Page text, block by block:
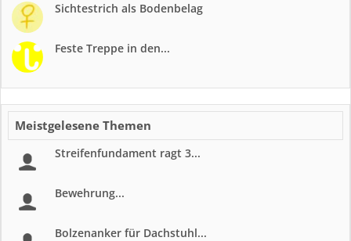
Sichtestrich als Bodenbelag
Feste Treppe in den...
Meistgelesene Themen
Streifenfundament ragt 3...
Bewehrung...
Bolzenanker für Dachstuhl...